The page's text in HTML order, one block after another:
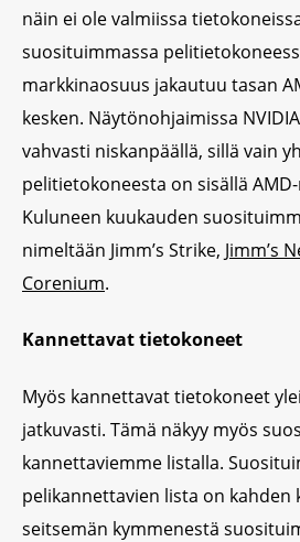
näin ei ole valmiissa
suosituimmassa
markkinaosuus jakautuu tasan
kesken. Näytönohjaimissa
vahvasti niskanpäällä, sillä vain
pelitietokoneesta on sisällä
Kuluneen kuukauden
nimeltään Jimm’s Strike, Jimm’s
Corenium.
Kannettavat tietokoneet
Myös kannettavat tietokoneet
jatkuvasti. Tämä näkyy myös
kannettaviemme listalla.
pelikannettavien lista on kahden
seitsemän kymmenestä